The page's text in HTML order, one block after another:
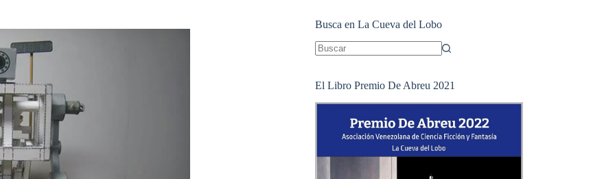
Busca en La Cueva del Lobo
El Libro Premio De Abreu 2021